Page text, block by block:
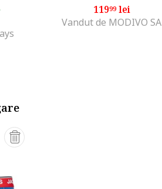
11999lei
Vandut de MODIVO SA